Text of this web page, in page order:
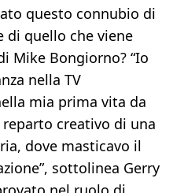
questo connubio di
di quello che viene
Mike Bongiorno? “Io
nella TV
mia prima vita da
creativo di una
dove masticavo il
sottolinea Gerry